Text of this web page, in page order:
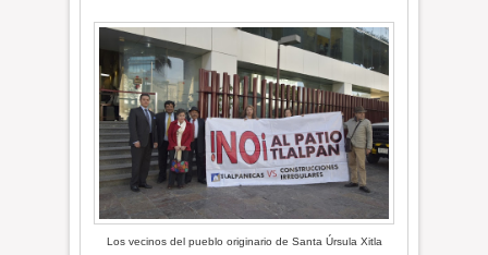
Los vecinos del pueblo originario de Santa Úrsula Xitla